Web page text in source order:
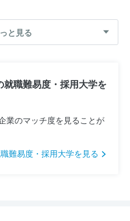
と見る
職難易度・採用大学を
業のマッチ度を見ることが
難易度・採用大学を見る